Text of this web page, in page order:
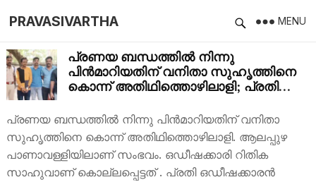
PRAVASIVARTHA MENU
പ്രണയ ബന്ധത്തില്‍ നിന്നു
പിന്‍മാറിയതിന് വനിതാ സുഹൃത്തിനെ
കൊന്ന് അതിഥിത്തൊഴിലാളി; പ്രതിയെ
പ്രണയ ബന്ധത്തില്‍ നിന്നു പിന്‍മാറിയതിന് വനിതാ
സുഹൃത്തിനെ കൊന്ന് അതിഥിത്തൊഴിലാളി. ആലപ്പുഴ
പാണാവള്ളിയിലാണ് സംഭവം. ഒഡീഷക്കാരി റിതിക
സാഹുവാണ് കൊല്ലപ്പെട്ടത് . പ്രതി ഒഡീഷക്കാരന്‍